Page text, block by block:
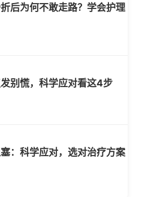
后为何不敢走路？学会护理
别慌，科学应对看这4步
：科学应对，选对治疗方案